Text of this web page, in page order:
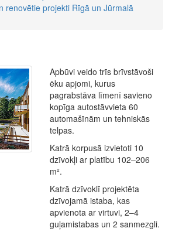
renovētie projekti Rīgā un Jūrmalā
Apbūvi veido trīs brīvstāvoši
ēku apjomi, kurus
pagrabstāva līmenī savieno
kopīga autostāvvieta 60
automašīnām un tehniskās
telpas.
Katrā korpusā izvietoti 10
dzīvokļi ar platību 102–206
m².
Katrā dzīvoklī projektēta
dzīvojamā istaba, kas
apvienota ar virtuvi, 2–4
guļamistabas un 2 sanmezgli.